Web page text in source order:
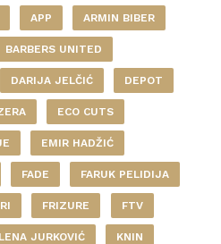
APP ARMIN BIBER
BARBERS UNITED
DARIJA JELČIĆ DEPOT
ECO CUTS
EMIR HADŽIĆ
FADE FARUK PELIDIJA
FRIZURE FTV
JURKOVIĆ KNIN